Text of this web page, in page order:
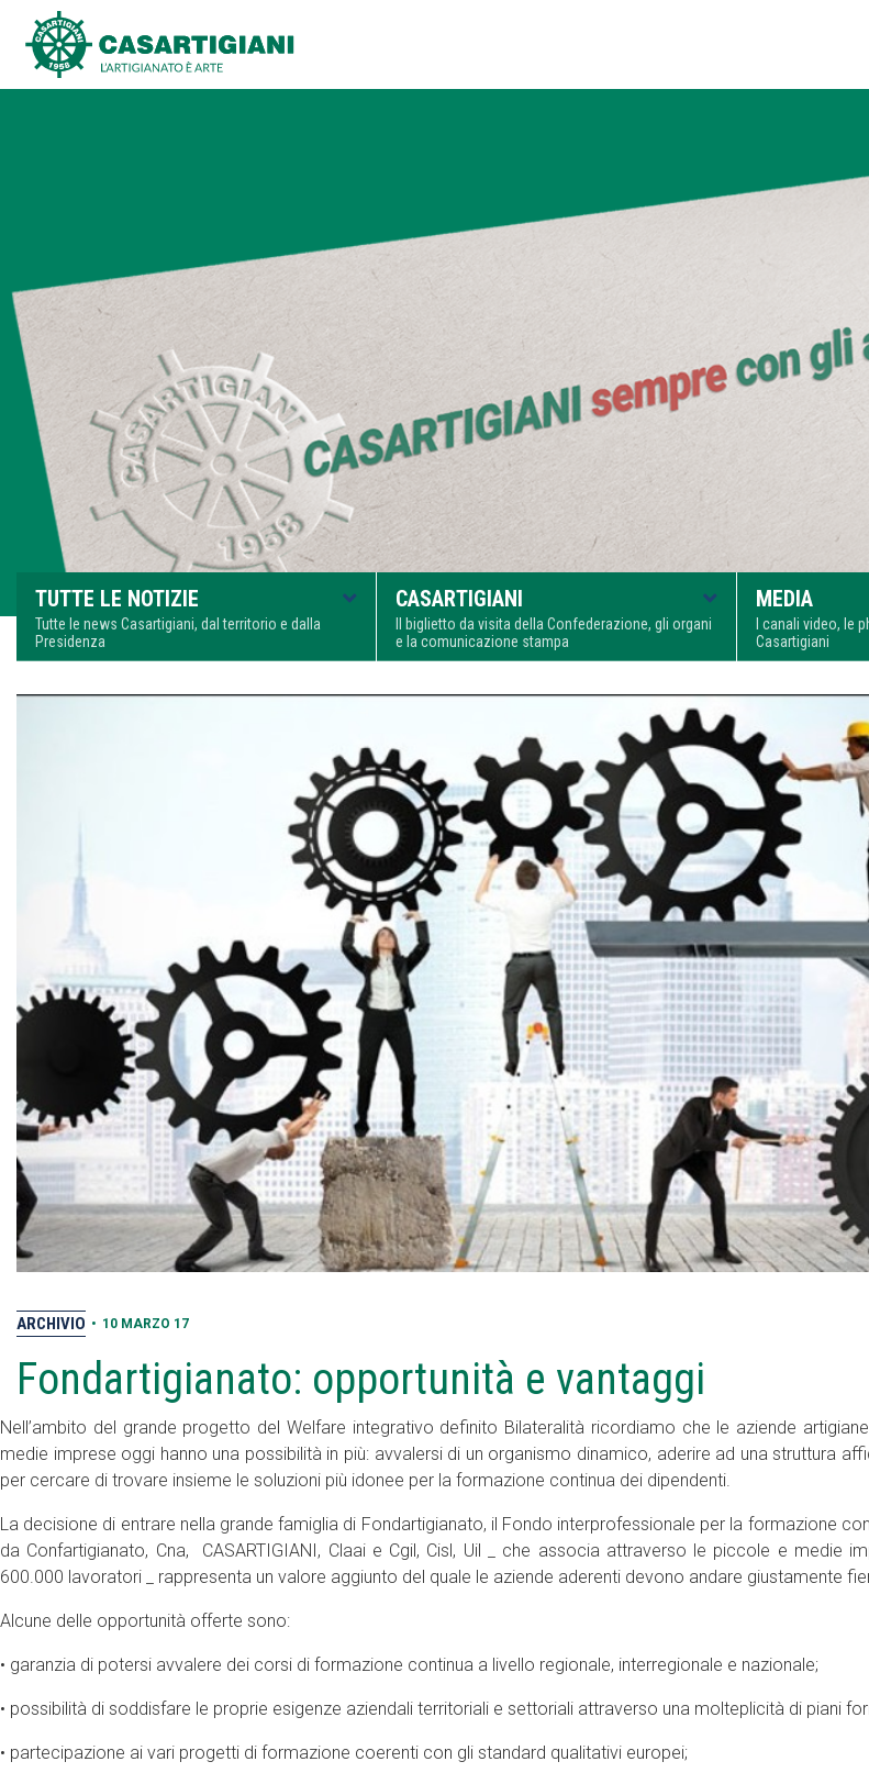
TUTTE LE NOTIZIE
Tutte le news Casartigiani, dal territorio e dalla
Presidenza
CASARTIGIANI
Il biglietto da visita della Confederazione, gli organi
e la comunicazione stampa
MEDIA
I canali video, le
Casartigiani
ARCHIVIO • 10 MARZO 17
Fondartigianato: opportunità e vantaggi
Nell’ambito del grande progetto del Welfare integrativo definito Bilateralità ricordiamo che le aziende
medie imprese oggi hanno una possibilità in più: avvalersi di un organismo dinamico, aderire ad una struttura
per cercare di trovare insieme le soluzioni più idonee per la formazione continua dei dipendenti.
La decisione di entrare nella grande famiglia di Fondartigianato, il Fondo interprofessionale per la formazione
da Confartigianato, Cna, CASARTIGIANI, Claai e Cgil, Cisl, Uil _ che associa attraverso le piccole e medie
600.000 lavoratori _ rappresenta un valore aggiunto del quale le aziende aderenti devono andare giustamente
Alcune delle opportunità offerte sono:
• garanzia di potersi avvalere dei corsi di formazione continua a livello regionale, interregionale e nazionale;
• possibilità di soddisfare le proprie esigenze aziendali territoriali e settoriali attraverso una molteplicità di piani
• partecipazione ai vari progetti di formazione coerenti con gli standard qualitativi europei;